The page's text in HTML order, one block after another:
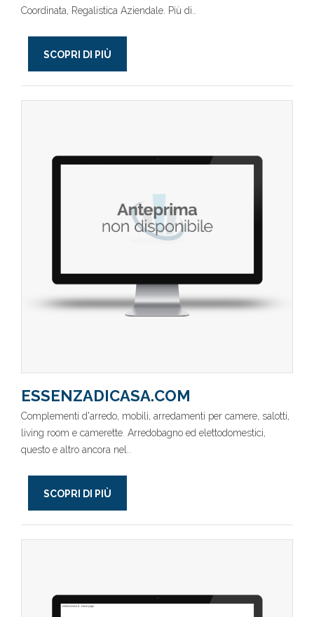
Coordinata, Regalistica Aziendale. Più di..
SCOPRI DI PIÙ
ESSENZADICASA.COM
Complementi d'arredo, mobili, arredamenti per camere, salotti,
living room e camerette. Arredobagno ed elettodomestici,
questo e altro ancora nel..
SCOPRI DI PIÙ